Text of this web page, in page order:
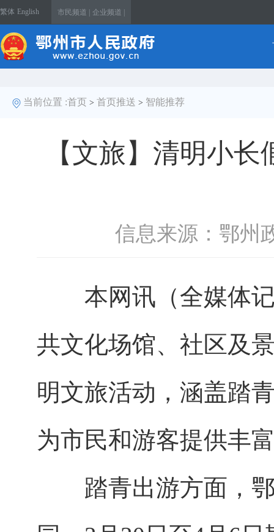
繁体 English 市民频道 | 企业频道 |
当前位置 :首页 > 首页推送 > 智能推荐
【文旅】清明小
信息来源：鄂州
本网讯（全媒体记
共文化场馆、社区及
明文旅活动，涵盖踏
为市民和游客提供丰
踏青出游方面，鄂